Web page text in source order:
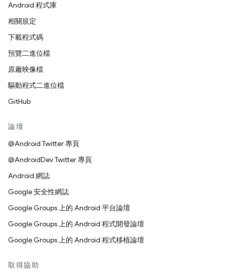
Android 程式庫
相關規定
下載程式碼
預覽二進位檔
原廠映像檔
驅動程式二進位檔
GitHub
論壇
@Android Twitter 專頁
@AndroidDev Twitter 專頁
Android 網誌
Google 安全性網誌
Google Groups 上的 Android 平台論壇
Google Groups 上的 Android 程式開發論壇
Google Groups 上的 Android 程式移植論壇
取得協助